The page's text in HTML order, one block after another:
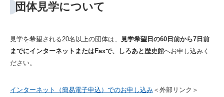
団体見学について
見学を希望される20名以上の団体は、
見学希望日の60日前から7日前
までにインターネットまたはFaxで、しろあと歴史館へお申し込みく
ださい。
インターネット（簡易電子申込）でのお申し込み ＜外部リンク＞